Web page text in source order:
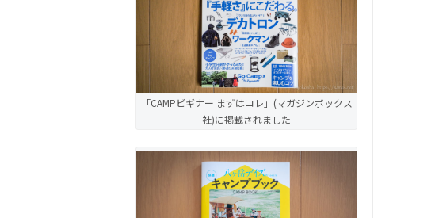
「CAMPビギナー まずはコレ」(マガジンボックス
社)に掲載されました